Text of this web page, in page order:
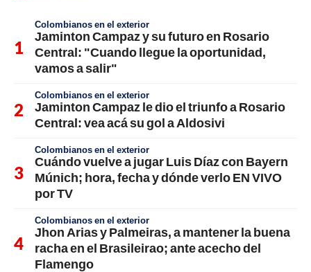
Colombianos en el exterior
Jaminton Campaz y su futuro en Rosario
Central: "Cuando llegue la oportunidad,
vamos a salir"
Colombianos en el exterior
Jaminton Campaz le dio el triunfo a Rosario
Central: vea acá su gol a Aldosivi
Colombianos en el exterior
Cuándo vuelve a jugar Luis Díaz con Bayern
Múnich; hora, fecha y dónde verlo EN VIVO
por TV
Colombianos en el exterior
Jhon Arias y Palmeiras, a mantener la buena
racha en el Brasileirao; ante acecho del
Flamengo